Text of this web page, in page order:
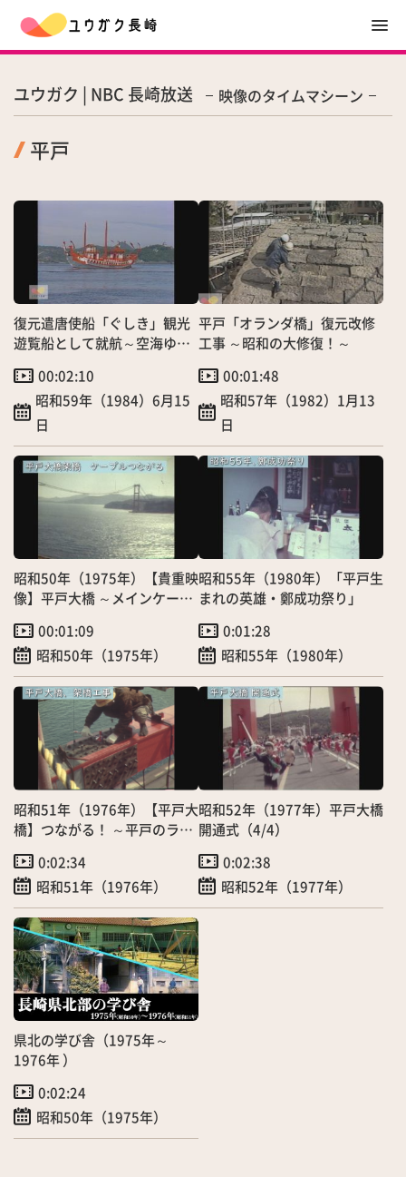
ユウガク | NBC 長崎放送 映像のタイムマシーン
平戸
復元遣唐使船「ぐしき」観光
遊覧船として就航～空海ゆか
00:02:10
昭和59年（1984）6月15
日
平戸「オランダ橋」復元改修
工事 ～昭和の大修復！～
00:01:48
昭和57年（1982）1月13
日
昭和50年（1975年）【貴重映
像】平戸大橋 ～メインケーブ
00:01:09
昭和50年（1975年）
昭和55年（1980年）「平戸生
まれの英雄・鄭成功祭り」
0:01:28
昭和55年（1980年）
昭和51年（1976年）【平戸大
橋】つながる！ ～平戸のラン
0:02:34
昭和51年（1976年）
昭和52年（1977年）平戸大橋
開通式（4/4）
0:02:38
昭和52年（1977年）
県北の学び舎（1975年～
1976年 ）
0:02:24
昭和50年（1975年）